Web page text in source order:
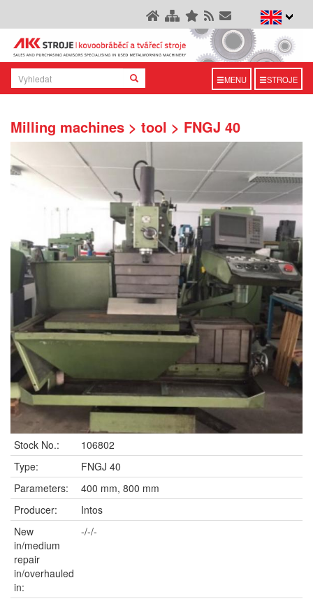
MENU STROJE
Milling machines > tool > FNGJ 40
Stock No.:
106802
Type:
FNGJ 40
Parameters:
400 mm, 800 mm
Producer:
Intos
New
in/medium
repair
in/overhauled
in:
-/-/-